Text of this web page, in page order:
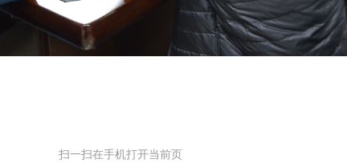
扫一扫在手机打开当前页